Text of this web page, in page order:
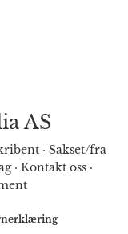
AS
· Sakset/fra
· Kontakt oss·